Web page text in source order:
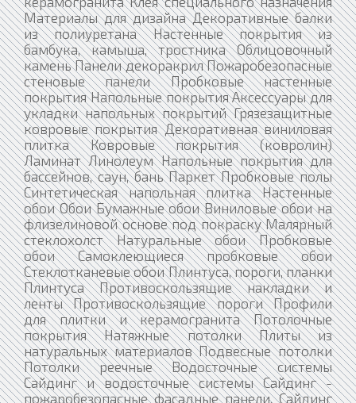
Материалы для дизайна Декоративные балки
из полиуретана Настенные покрытия из
бамбука, камыша, тростника Облицовочный
камень Панели декоракрил Пожаробезопасные
стеновые панели Пробковые настенные
покрытия Напольные покрытия Аксессуары для
укладки напольных покрытий Грязезащитные
ковровые покрытия Декоративная виниловая
плитка Ковровые покрытия (ковролин)
Ламинат Линолеум Напольные покрытия для
бассейнов, саун, бань Паркет Пробковые полы
Синтетическая напольная плитка Настенные
обои Обои Бумажные обои Виниловые обои на
флизелиновой основе под покраску Малярный
стеклохолст Натуральные обои Пробковые
обои Самоклеющиеся пробковые обои
Стеклотканевые обои Плинтуса, пороги, планки
Плинтуса Противоскользящие накладки и
ленты Противоскользящие пороги Профили
для плитки и керамогранита Потолочные
покрытия Натяжные потолки Плиты из
натуральных материалов Подвесные потолки
Потолки реечные Водосточные системы
Сайдинг и водосточные системы Сайдинг -
пожаробезопасные фасадные панели. Сайдинг